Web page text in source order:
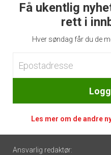
Få ukentlig
rett i
Hver søndag får du de
Les mer om de andre
Footer
Ansvarlig redaktør: